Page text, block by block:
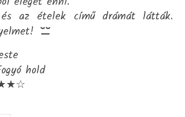
az ételek című drámát látták.
hold